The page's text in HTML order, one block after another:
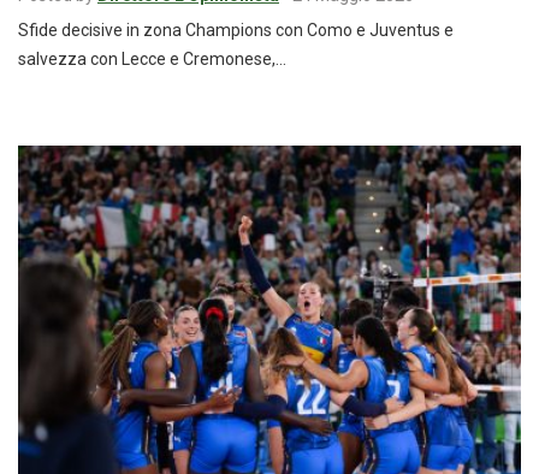
Sfide decisive in zona Champions con Como e Juventus e
salvezza con Lecce e Cremonese,…